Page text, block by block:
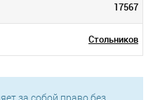
17567
Стольников